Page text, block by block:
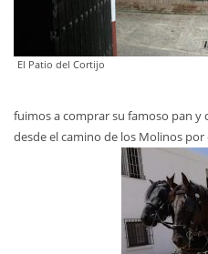
El Patio del Cortijo
fuimos a comprar su famoso pan y
desde el camino de los Molinos por